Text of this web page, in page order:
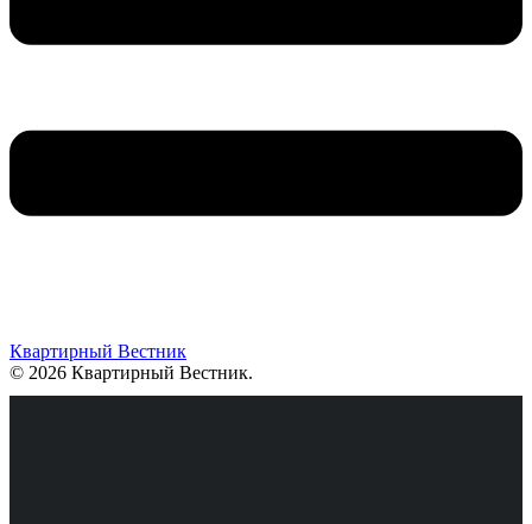
Квартирный Вестник
© 2026 Квартирный Вестник.